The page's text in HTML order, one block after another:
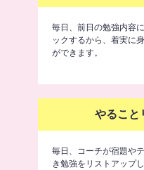
毎日、前日の勉強内容
ックするから、着実に
ができます。
やること
毎日、コーチが宿題や
き勉強をリストアップ